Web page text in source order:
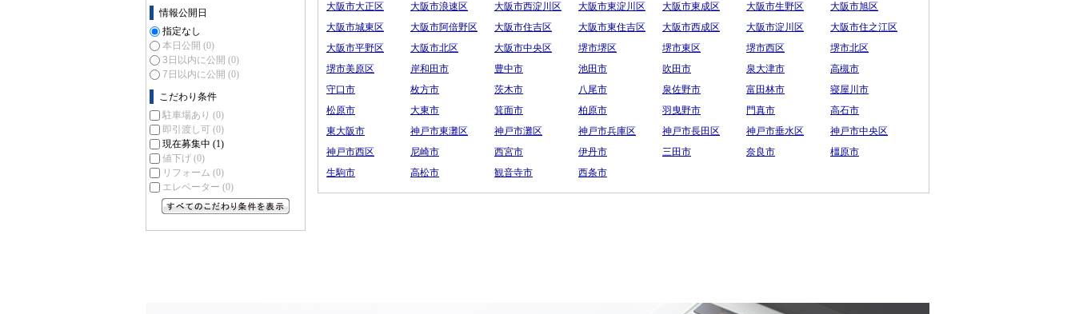
情報公開日
指定なし
本日公開 (0)
3日以内に公開 (0)
7日以内に公開 (0)
こだわり条件
駐車場あり (0)
即引渡し可 (0)
現在募集中 (1)
値下げ (0)
リフォーム (0)
エレベーター (0)
大阪市大正区
大阪市浪速区 大阪市西淀川区 大阪市東淀川区 大阪市東成区 大阪市生野区
大阪市旭区
大阪市城東区
大阪市阿倍野区 大阪市住吉区 大阪市東住吉区 大阪市西成区 大阪市淀川区
大阪市住之江区
大阪市平野区
大阪市北区 大阪市中央区 堺市堺区 堺市東区 堺市西区
堺市北区
堺市美原区
岸和田市 豊中市 池田市 吹田市 泉大津市
高槻市
守口市
枚方市 茨木市 八尾市 泉佐野市 富田林市
寝屋川市
松原市
大東市 箕面市 柏原市 羽曳野市 門真市
高石市
東大阪市
神戸市東灘区 神戸市灘区 神戸市兵庫区 神戸市長田区 神戸市垂水区
神戸市中央区
神戸市西区
尼崎市 西宮市 伊丹市 三田市 奈良市
橿原市
生駒市
高松市 観音寺市 西条市